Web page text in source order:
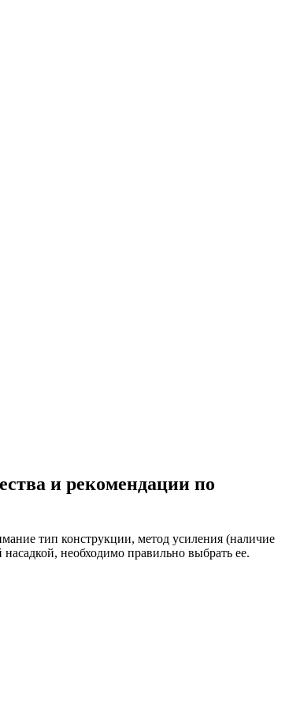
и рекомендации по
тип конструкции, метод усиления (наличие
необходимо правильно выбрать ее.